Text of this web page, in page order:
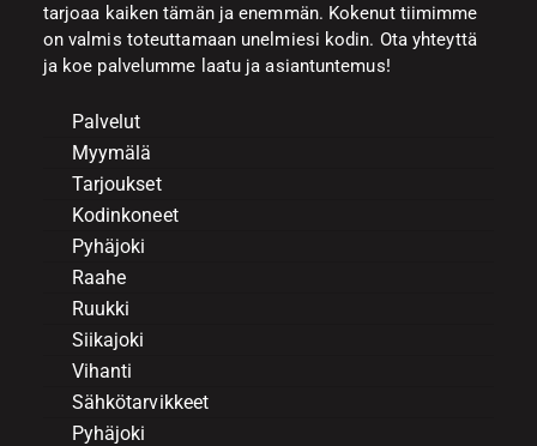
tarjoaa kaiken tämän ja enemmän. Kokenut tiimimme
on valmis toteuttamaan unelmiesi kodin. Ota yhteyttä
ja koe palvelumme laatu ja asiantuntemus!
Palvelut
Myymälä
Tarjoukset
Kodinkoneet
Pyhäjoki
Raahe
Ruukki
Siikajoki
Vihanti
Sähkötarvikkeet
Pyhäjoki